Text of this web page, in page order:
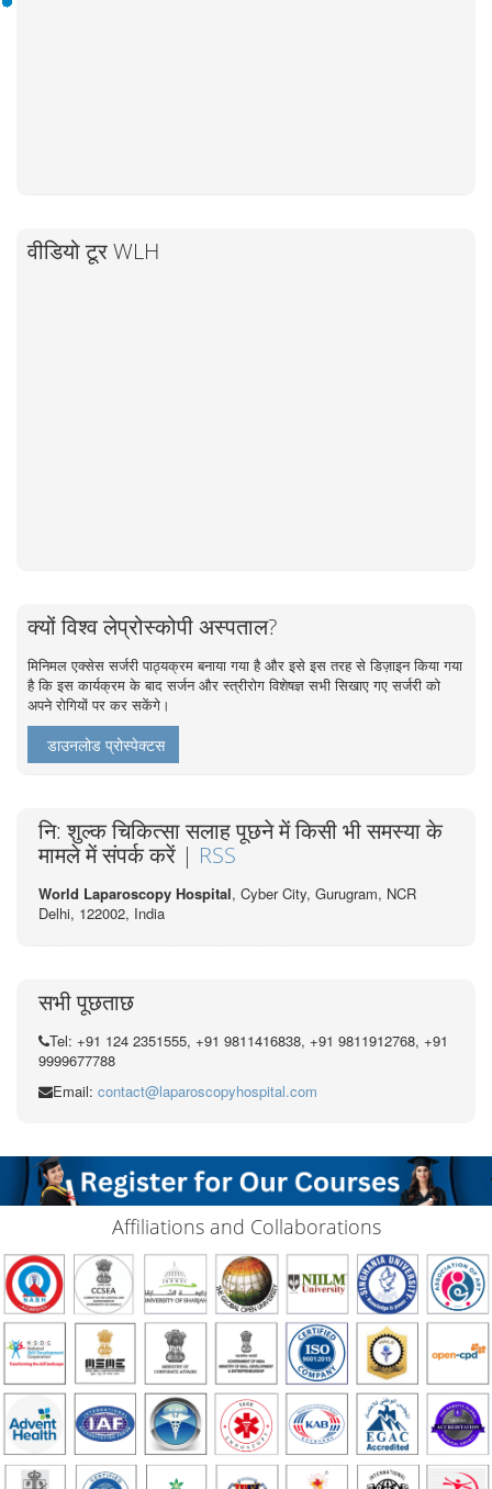
वीडियो टूर WLH
क्यों विश्व लेप्रोस्कोपी अस्पताल?
मिनिमल एक्सेस सर्जरी पाठ्यक्रम बनाया गया है और इसे इस तरह से डिज़ाइन किया गया
है कि इस कार्यक्रम के बाद सर्जन और स्त्रीरोग विशेषज्ञ सभी सिखाए गए सर्जरी को
अपने रोगियों पर कर सकेंगे।
डाउनलोड प्रोस्पेक्टस
नि: शुल्क चिकित्सा सलाह पूछने में किसी भी समस्या के
मामले में संपर्क करें | RSS
World Laparoscopy Hospital, Cyber City, Gurugram, NCR
Delhi, 122002, India
सभी पूछताछ
Tel: +91 124 2351555, +91 9811416838, +91 9811912768, +91
9999677788
Email: contact@laparoscopyhospital.com
Affiliations and Collaborations